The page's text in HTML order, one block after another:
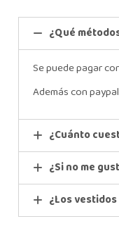
¿Qué
Se puede pagar
Además con
¿Cuánto
¿Si no me
¿Los